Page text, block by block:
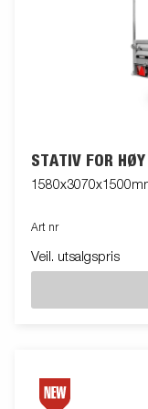
STATIV FOR
Art nr
Veil. utsalgspris